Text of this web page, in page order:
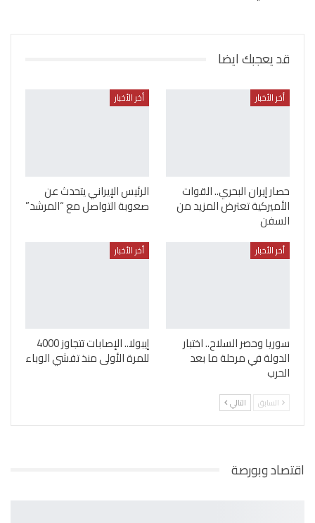
قد يعجبك ايضا
أخر الأخبار
حصار إيران البحري.. القوات
الأميركية تعترض المزيد من
السفن
أخر الأخبار
الرئيس الإيراني يتحدث عن
صعوبة التواصل مع “المرشد”
أخر الأخبار
سوريا وحصر السلاح.. اختبار
الدولة في مرحلة ما بعد
الحرب
أخر الأخبار
إيبولا.. الإصابات تتجاوز 4000
للمرة الأولى منذ تفشي الوباء
السابق التالي
اقتصاد وبورصة